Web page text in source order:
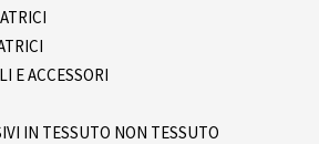
E ACCESSORI
IN TESSUTO NON TESSUTO